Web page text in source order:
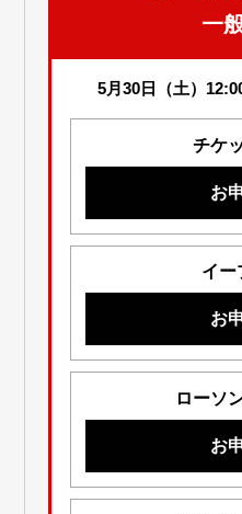
一
5月30日（土）
チケ
お
イー
お
ローソ
お